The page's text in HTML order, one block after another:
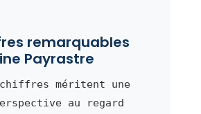
remarquables
Payrastre
méritent une
au regard